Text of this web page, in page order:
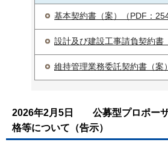
基本契約書（案）（PDF：
設計及び建設工事請負契約書
維持管理業務委託契約書（案
2026年2月5日 公募型プロポー
格等について（告示）